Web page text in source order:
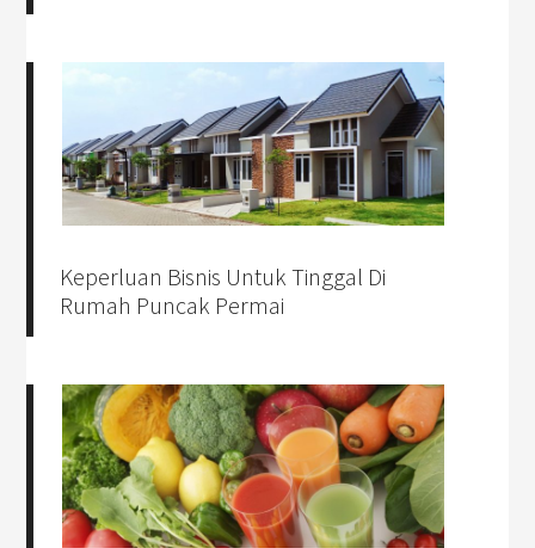
Keperluan Bisnis Untuk Tinggal Di
Rumah Puncak Permai